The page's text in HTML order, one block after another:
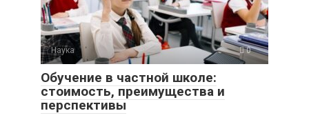
Наука 0
Обучение в частной школе:
стоимость, преимущества и
перспективы